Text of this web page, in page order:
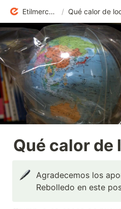
Etilmercurio /
Qué calor de
Agradecemos los
Rebolledo en este